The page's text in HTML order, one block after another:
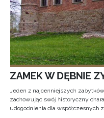
ZAMEK W DĘBNIE
Jeden z najcenniejszych
zachowując swój historyczny
udogodnienia dla współczesnych